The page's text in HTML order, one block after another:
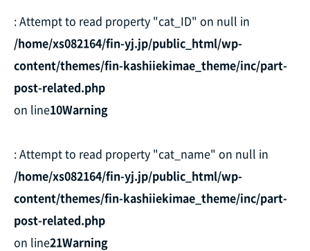
: Attempt to read property "cat_ID" on null in
/home/xs082164/fin-yj.jp/public_html/wp-
content/themes/fin-kashiiekimae_theme/inc/part-
post-related.php
on line10Warning
: Attempt to read property "cat_name" on null in
/home/xs082164/fin-yj.jp/public_html/wp-
content/themes/fin-kashiiekimae_theme/inc/part-
post-related.php
on line21Warning